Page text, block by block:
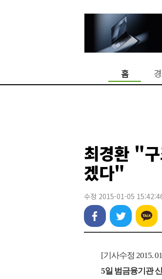
홈
최경환 "
겠다"
수정 2015-01-05
[기사수정 2015.
5일 범금융기관